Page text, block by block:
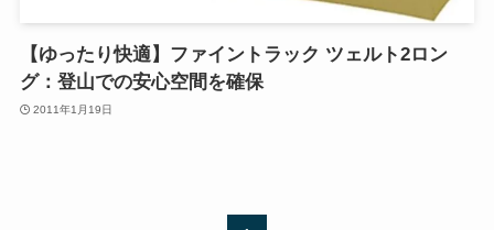
【ゆったり快適】ファイントラック ツェルト2ロン
グ：登山での安心空間を確保
2011年1月19日